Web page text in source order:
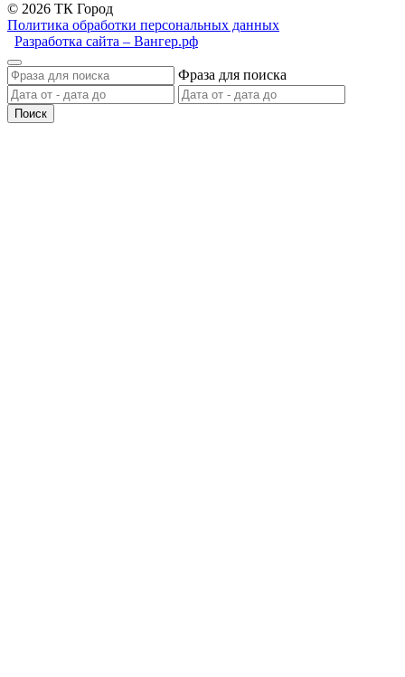
© 2026 ТК Город
Политика обработки персональных данных
Разработка сайта – Вангер.рф
Фраза для поиска
Поиск